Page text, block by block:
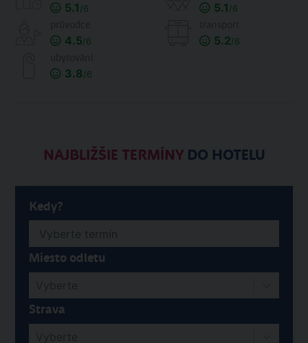
5.1 /6 5.1 /6
4.5/6 5.2/6
3.8/6
NAJBLIŽŠIE TERMÍNYDO HOTELU
Kedy?
Miesto odletu
Strava